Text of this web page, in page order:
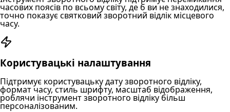
часових поясів по всьому світу, де б ви не знаходилися,
точно показує святковий зворотний відлік місцевого
часу.
Користувацькі налаштування
Підтримує користувацьку дату зворотного відліку,
формат часу, стиль шрифту, масштаб відображення,
роблячи інструмент зворотного відліку більш
персоналізованим.